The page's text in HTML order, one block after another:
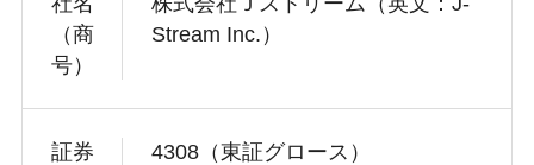
（商
号）
Stream Inc.）
証券
4308（東証グロース）